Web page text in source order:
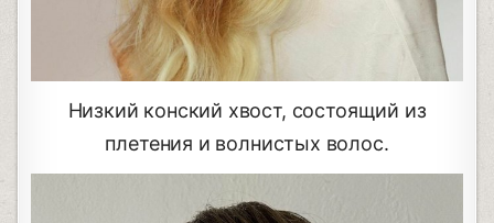
Низкий конский хвост, состоящий из
плетения и волнистых волос.